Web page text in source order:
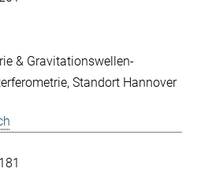
& Gravitationswellen-
Standort Hannover